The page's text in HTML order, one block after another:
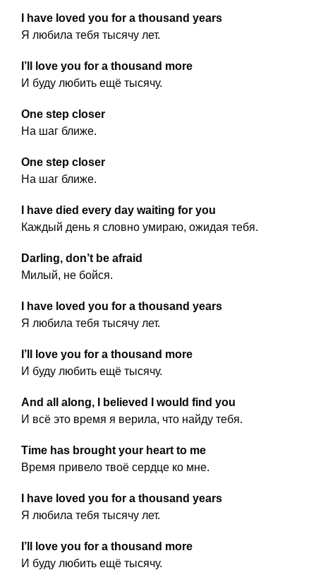
I have loved you for a thousand years
Я любила тебя тысячу лет.
I’ll love you for a thousand more
И буду любить ещё тысячу.
One step closer
На шаг ближе.
One step closer
На шаг ближе.
I have died every day waiting for you
Каждый день я словно умираю, ожидая тебя.
Darling, don’t be afraid
Милый, не бойся.
I have loved you for a thousand years
Я любила тебя тысячу лет.
I’ll love you for a thousand more
И буду любить ещё тысячу.
And all along, I believed I would find you
И всё это время я верила, что найду тебя.
Time has brought your heart to me
Время привело твоё сердце ко мне.
I have loved you for a thousand years
Я любила тебя тысячу лет.
I’ll love you for a thousand more
И буду любить ещё тысячу.